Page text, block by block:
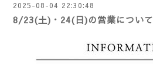
2025-08-04 22:30:48
8/23(土)・24(日)の営業について